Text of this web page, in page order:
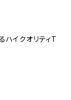
ハイクオリティT